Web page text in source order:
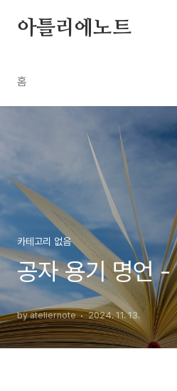
아틀리에노트
홈
카테고리 없음
공자 용기 명언
by ateliernote 2024. 11. 13.